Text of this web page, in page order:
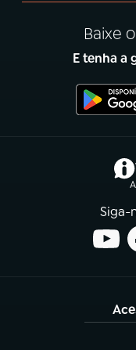
Baixe
E tenha a
Siga-